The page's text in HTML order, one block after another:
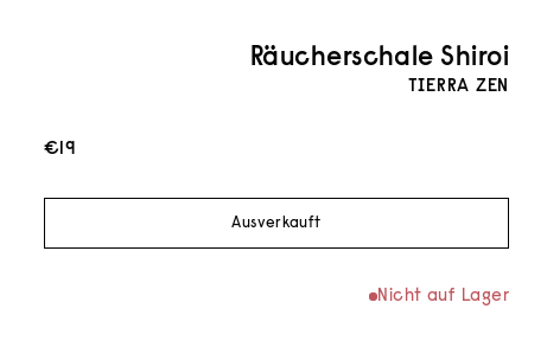
Räucher­schale Shiroi
TIERRA ZEN
Angebot
€19
Ausverkauft
Nicht auf Lager